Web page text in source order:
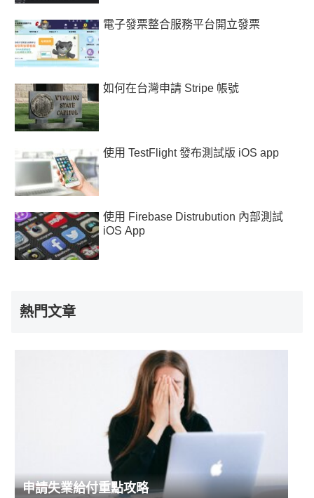
電子發票整合服務平台開立發票
如何在台灣申請 Stripe 帳號
使用 TestFlight 發布測試版 iOS app
使用 Firebase Distrubution 內部測試
iOS App
熱門文章
申請失業給付重點攻略